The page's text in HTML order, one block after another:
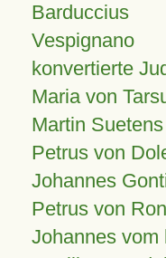
Vespignano
konvertierte
Maria von
Martin Suetens
Petrus von
Johannes
Petrus von
Johannes vom